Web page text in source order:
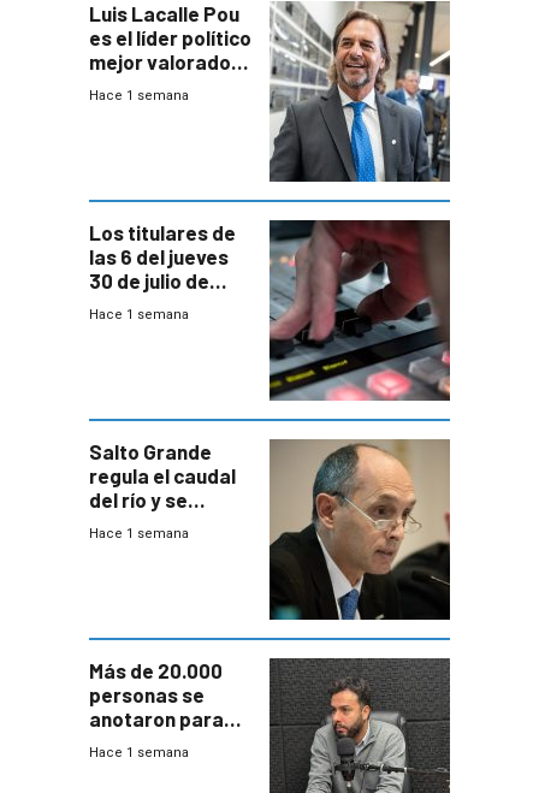
Luis Lacalle Pou
es el líder político
mejor valorado
del país, según
Hace 1 semana
Los titulares de
las 6 del jueves
30 de julio de
2026
Hace 1 semana
Salto Grande
regula el caudal
del río y se
prepara para un
Hace 1 semana
Más de 20.000
personas se
anotaron para
las pruebas
Hace 1 semana